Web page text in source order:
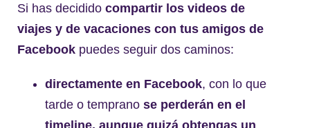
Si has decidido compartir los videos de
viajes y de vacaciones con tus amigos de
Facebook puedes seguir dos caminos:
directamente en Facebook, con lo que
tarde o temprano se perderán en el
timeline, aunque quizá obtengas un